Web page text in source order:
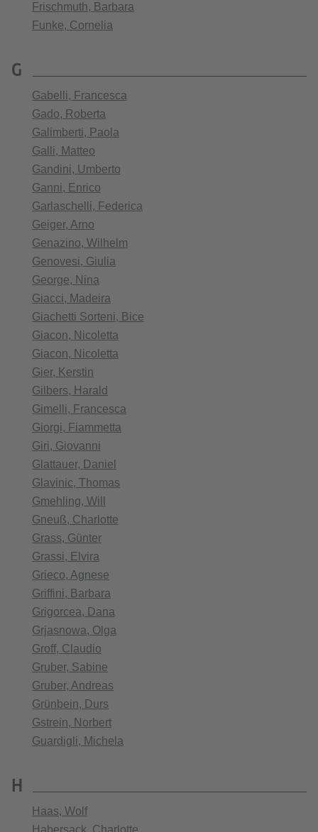
Frischmuth, Barbara
Funke, Cornelia
G
Gabelli, Francesca
Gado, Roberta
Galimberti, Paola
Galli, Matteo
Gandini, Umberto
Ganni, Enrico
Garlaschelli, Federica
Geiger, Arno
Genazino, Wilhelm
Genovesi, Giulia
George, Nina
Giacci, Madeira
Giachetti Sorteni, Bice
Giacon, Nicoletta
Giacon, Nicoletta
Gier, Kerstin
Gilbers, Harald
Gimelli, Francesca
Giorgi, Fiammetta
Giri, Giovanni
Glattauer, Daniel
Glavinic, Thomas
Gmehling, Will
Gneuß, Charlotte
Grass, Günter
Grassi, Elvira
Grieco, Agnese
Griffini, Barbara
Grigorcea, Dana
Grjasnowa, Olga
Groff, Claudio
Gruber, Sabine
Gruber, Andreas
Grünbein, Durs
Gstrein, Norbert
Guardigli, Michela
H
Haas, Wolf
Habersack, Charlotte